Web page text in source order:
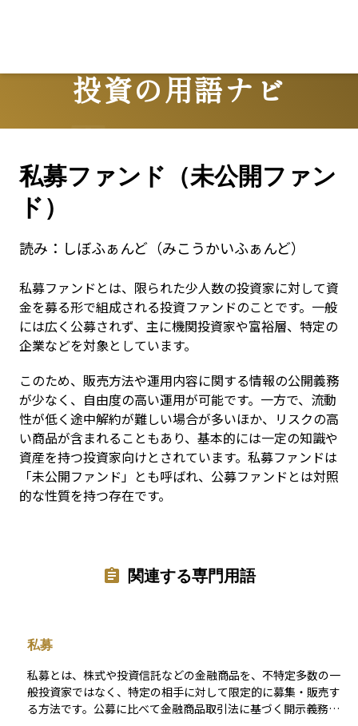
投資の用語ナビ
Terms
私募ファンド（未公開ファン
ド）
読み： しぼふぁんど（みこうかいふぁんど）
私募ファンドとは、限られた少人数の投資家に対して資
金を募る形で組成される投資ファンドのことです。一般
には広く公募されず、主に機関投資家や富裕層、特定の
企業などを対象としています。
このため、販売方法や運用内容に関する情報の公開義務
が少なく、自由度の高い運用が可能です。一方で、流動
性が低く途中解約が難しい場合が多いほか、リスクの高
い商品が含まれることもあり、基本的には一定の知識や
資産を持つ投資家向けとされています。私募ファンドは
「未公開ファンド」とも呼ばれ、公募ファンドとは対照
的な性質を持つ存在です。
関連する専門用語
私募
私募とは、株式や投資信託などの金融商品を、不特定多数の一
般投資家ではなく、特定の相手に対して限定的に募集・販売す
る方法です。公募に比べて金融商品取引法に基づく開示義務